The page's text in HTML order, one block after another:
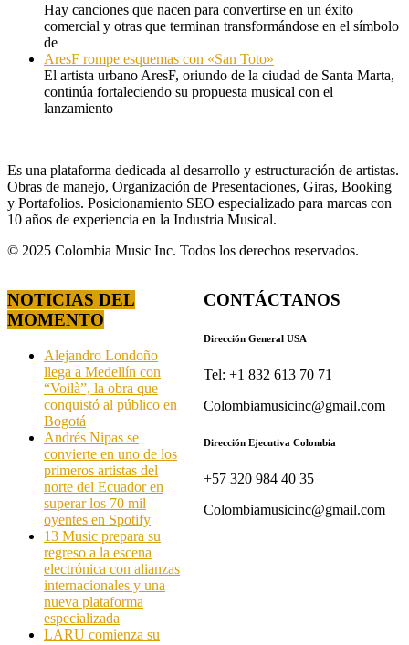
Hay canciones que nacen para convertirse en un éxito
comercial y otras que terminan transformándose en el símbolo
de
AresF rompe esquemas con «San Toto»
El artista urbano AresF, oriundo de la ciudad de Santa Marta,
continúa fortaleciendo su propuesta musical con el
lanzamiento
Es una plataforma dedicada al desarrollo y estructuración de artistas.
Obras de manejo, Organización de Presentaciones, Giras, Booking
y Portafolios. Posicionamiento SEO especializado para marcas con
10 años de experiencia en la Industria Musical.
© 2025 Colombia Music Inc. Todos los derechos reservados.
NOTICIAS DEL
MOMENTO
Alejandro Londoño
llega a Medellín con
“Voilà”, la obra que
conquistó al público en
Bogotá
Andrés Nipas se
convierte en uno de los
primeros artistas del
norte del Ecuador en
superar los 70 mil
oyentes en Spotify
13 Music prepara su
regreso a la escena
electrónica con alianzas
internacionales y una
nueva plataforma
especializada
LARU comienza su
CONTÁCTANOS
Dirección General USA
Tel: +1 832 613 70 71
Colombiamusicinc@gmail.com
Dirección Ejecutiva Colombia
+57 320 984 40 35
Colombiamusicinc@gmail.com